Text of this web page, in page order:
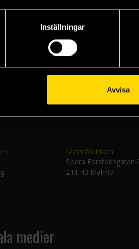
Inställningar
Avvisa
Prenumerera på
Malmöbutiken
Södra Förstadsgatan
211 43 Malmö
medier